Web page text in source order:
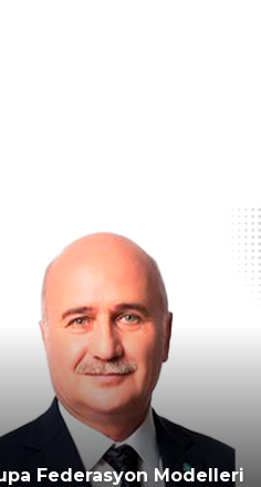
Federasyon Modelleri